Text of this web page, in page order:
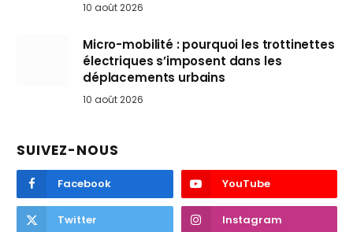
10 août 2026
Micro-mobilité : pourquoi les trottinettes
électriques s’imposent dans les
déplacements urbains
10 août 2026
SUIVEZ-NOUS
Facebook YouTube
Twitter Instagram